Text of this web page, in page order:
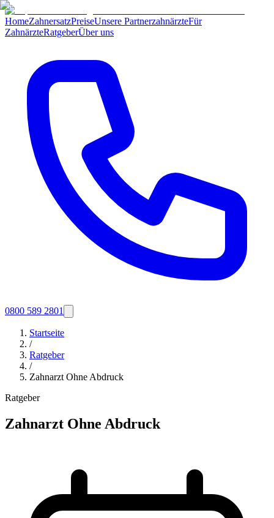
HomeZahnersatzPreiseUnsere PartnerzahnärzteFür
ZahnärzteRatgeberÜber uns
0800 589 2801
Startseite
/
Ratgeber
/
Zahnarzt Ohne Abdruck
Ratgeber
Zahnarzt Ohne Abdruck